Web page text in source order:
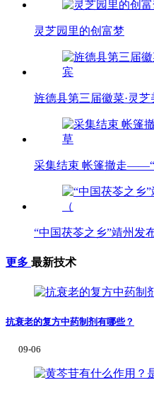
灵芝园里的创富梦
旌德县第三届徽菜·灵
采集结束 帐篷撤走
“中国茯苓之乡”靖州发
更多 最新技术
抗衰老的复方中药制剂有哪些？
09-06